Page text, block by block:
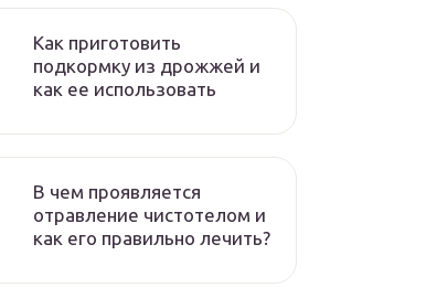
Как приготовить
подкормку из дрожжей и
как ее использовать
В чем проявляется
отравление чистотелом и
как его правильно лечить?